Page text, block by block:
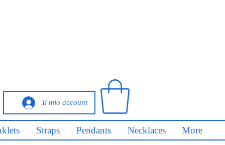
Il mio account
Straps Pendants Necklaces More